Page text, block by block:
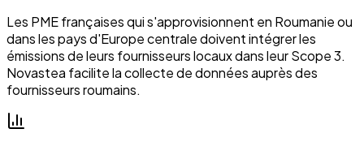
Les PME françaises qui s'approvisionnent en Roumanie ou
dans les pays d'Europe centrale doivent intégrer les
émissions de leurs fournisseurs locaux dans leur Scope 3.
Novastea facilite la collecte de données auprès des
fournisseurs roumains.